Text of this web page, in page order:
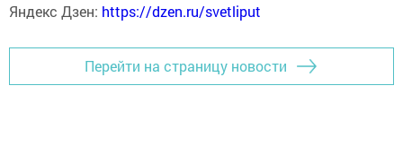
Яндекс Дзен: https://dzen.ru/svetliput
Перейти на страницу новости